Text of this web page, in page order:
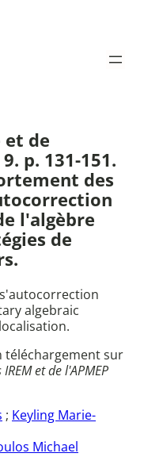
et de
p. 131-151.
des
l'algèbre
de
algebraic
téléchargement sur
et de l'APMEP
; Keyling Marie-
Michael